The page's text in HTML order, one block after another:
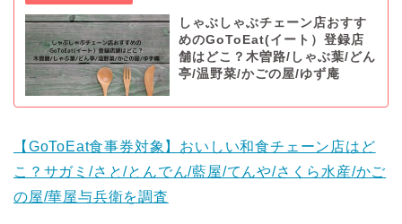
しゃぶしゃぶチェーン店おすす
めのGoToEat(イート）登録店
舗はどこ？木曽路/しゃぶ葉/どん
亭/温野菜/かごの屋/ゆず庵
【GoToEat食事券対象】おいしい和食チェーン店はど
こ？サガミ/さと/とんでん/藍屋/てんや/さくら水産/かご
の屋/華屋与兵衛を調査